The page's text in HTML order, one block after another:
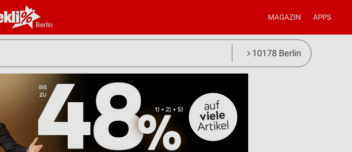
Berlin
MAGAZIN APPS
10178 Berlin